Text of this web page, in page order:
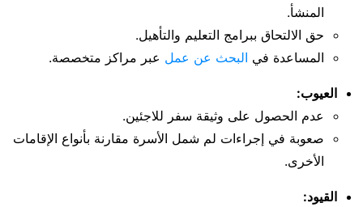
المنشأ.
حق الالتحاق ببرامج التعليم والتأهيل.
المساعدة في البحث عن عمل عبر مراكز متخصصة.
العيوب:
عدم الحصول على وثيقة سفر للاجئين.
صعوبة في إجراءات لم شمل الأسرة مقارنة بأنواع الإقامات
الأخرى.
القيود: